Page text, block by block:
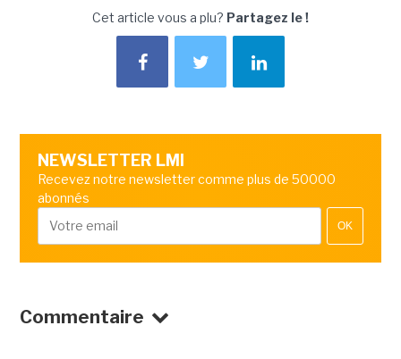
Cet article vous a plu? Partagez le !
NEWSLETTER LMI
Recevez notre newsletter comme plus de 50000
abonnés
OK
Commentaire